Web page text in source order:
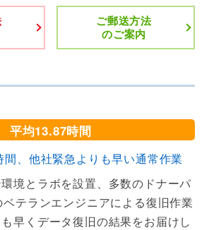
ご郵送方法
のご案内
平均13.87時間
、他社緊急よりも早い通常作業
境とラボを設置、多数のドナーパ
テランエンジニアによる復旧作業
早くデータ復旧の結果をお届けし